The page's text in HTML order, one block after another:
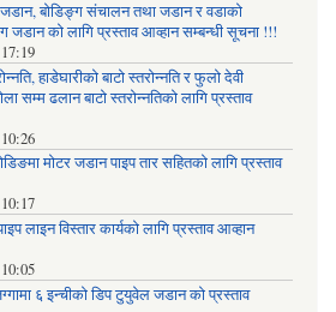
जडान, बोडिङ्ग संचालन तथा जडान र वडाको
को लागि प्रस्ताव आव्हान सम्बन्धी सूचना !!!
हाडेघारीको बाटो स्तरोन्नति र फुलो देवी
सम्म ढलान बाटो स्तरोन्नतिको लागि प्रस्ताव
मोटर जडान पाइप तार सहितको लागि प्रस्ताव
लाइन विस्तार कार्यको लागि प्रस्ताव आव्हान
६ इन्चीको डिप टुयुवेल जडान को प्रस्ताव